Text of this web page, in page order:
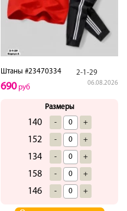
Штаны #23470334 2-1-29
06.08.2026
690руб
Размеры
140 - +
152 - +
134 - +
158 - +
146 - +